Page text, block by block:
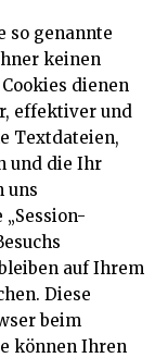
so genannte
keinen
dienen
effektiver und
Textdateien,
und die Ihr
uns
auf Ihrem
Diese
beim
können Ihren